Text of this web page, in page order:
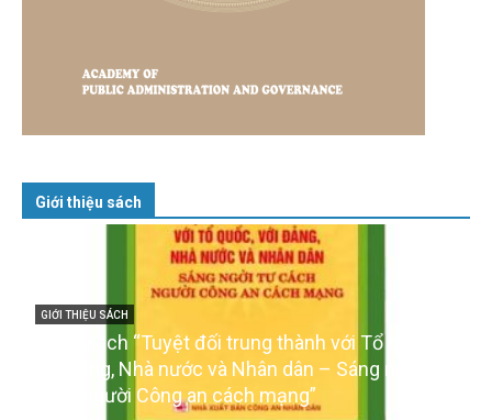
Giới thiệu sách
GIỚI THIỆU SÁCH
Cuốn sách “Tuyệt đối trung thành với Tổ quốc,
với Đảng, Nhà nước và Nhân dân – Sáng ngời tư
cách người Công an cách mạng”